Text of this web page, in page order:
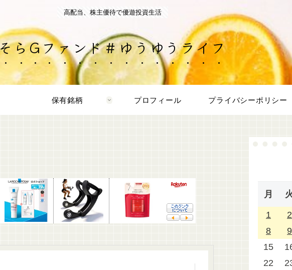
高配当、株主優待で優遊投資生活
らGファンド＃ゆうゆうライフ
保有銘柄 プロフィール プライバシーポリシー
月
1 2
8
9
15
22